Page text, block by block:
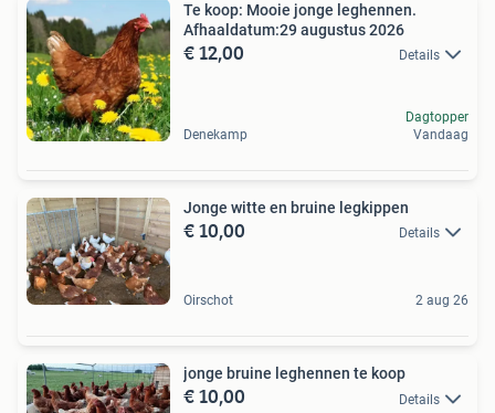
Te koop: Mooie jonge leghennen.
Afhaaldatum:29 augustus 2026
€ 12,00 Details
Denekamp
Dagtopper
Vandaag
Jonge witte en bruine legkippen
€ 10,00 Details
Oirschot 2 aug 26
jonge bruine leghennen te koop
€ 10,00 Details